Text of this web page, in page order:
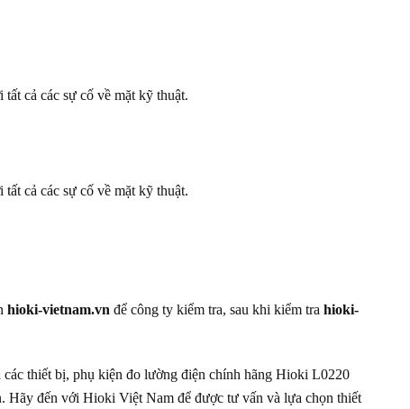
cả các sự cố về mặt kỹ thuật.
cả các sự cố về mặt kỹ thuật.
hioki-vietnam.vn để công ty kiểm tra, sau khi kiểm tra hioki-
các thiết bị, phụ kiện đo lường điện chính hãng Hioki L0220
Hãy đến với Hioki Việt Nam để được tư vấn và lựa chọn thiết